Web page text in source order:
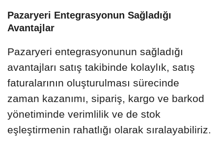
Pazaryeri Entegrasyonun Sağladığı
Avantajlar
Pazaryeri entegrasyonunun sağladığı
avantajları satış takibinde kolaylık, satış
faturalarının oluşturulması sürecinde
zaman kazanımı, sipariş, kargo ve barkod
yönetiminde verimlilik ve de stok
eşleştirmenin rahatlığı olarak sıralayabiliriz.